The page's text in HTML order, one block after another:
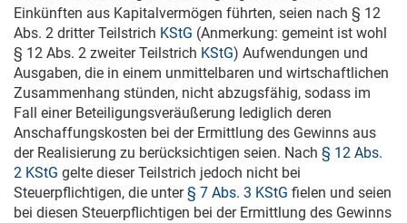
Einkünften aus Kapitalvermögen führten, seien nach § 12
Abs. 2 dritter Teilstrich KStG (Anmerkung: gemeint ist wohl
§ 12 Abs. 2 zweiter Teilstrich KStG) Aufwendungen und
Ausgaben, die in einem unmittelbaren und wirtschaftlichen
Zusammenhang stünden, nicht abzugsfähig, sodass im
Fall einer Beteiligungsveräußerung lediglich deren
Anschaffungskosten bei der Ermittlung des Gewinns aus
der Realisierung zu berücksichtigen seien. Nach § 12 Abs.
2 KStG gelte dieser Teilstrich jedoch nicht bei
Steuerpflichtigen, die unter§ 7 Abs. 3 KStG fielen und seien
bei diesen Steuerpflichtigen bei der Ermittlung des Gewinns